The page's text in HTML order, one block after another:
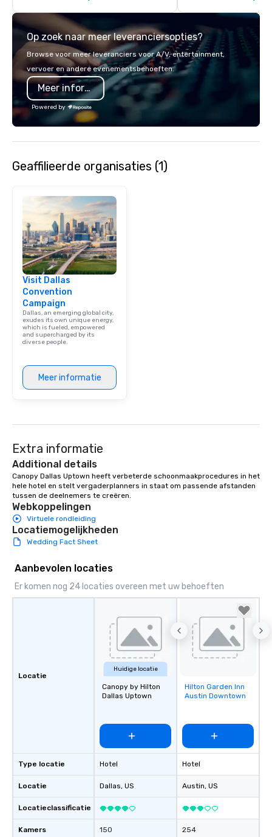
Op zoek naar meer leveranciersopties?
Browse voor meer leveranciers voor A/V, entertainment,
vervoer en andere evenementsbehoeften.
Meer informatie
Powered by
Geaffilieerde organisaties (1)
Visit Dallas
Convention
Campaign
Dallas, an emerging global city,
exudes its own unique energy,
which is fueled, empowered
and supercharged by its
diverse people.
Meer informatie
Extra informatie
Additional details
Canopy Dallas Uptown heeft verbeterde schoonmaakprocedures in het
hele hotel en stelt vergaderplanners in staat om passende afstanden
tussen de deelnemers te creëren.
Webkoppelingen
Virtuele rondleiding
Locatiemogelijkheden
Wedding Fact Sheet
Aanbevolen locaties
Er komen nog 24 locaties overeen met uw behoeften
Locatie
Type locatie
Locatie
Locatieclassificatie
Kamers
Huidige locatie
Canopy by Hilton
Dallas Uptown
Hotel
Dallas, US
150
Removed from
favorites
Hilton Garden Inn
Austin Downtown
Hotel
Austin, US
254